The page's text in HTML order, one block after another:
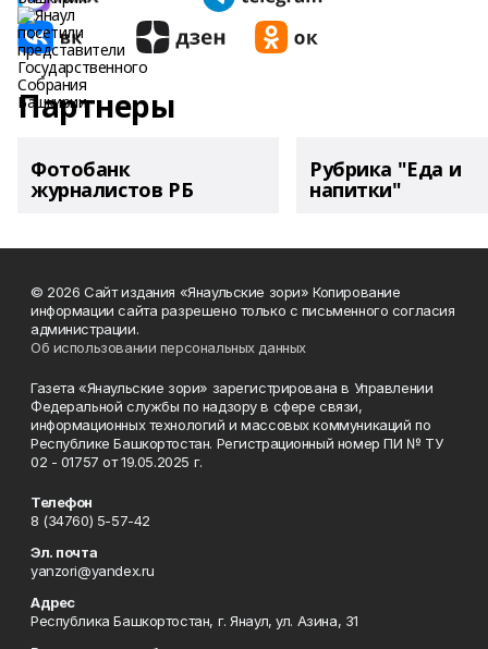
Партнеры
Фотобанк
журналистов РБ
Рубрика "Еда и
напитки"
© 2026 Сайт издания «Янаульские зори» Копирование
информации сайта разрешено только с письменного согласия
администрации.
Об использовании персональных данных
Газета «Янаульские зори» зарегистрирована в Управлении
Федеральной службы по надзору в сфере связи,
информационных технологий и массовых коммуникаций по
Республике Башкортостан. Регистрационный номер ПИ № ТУ
02 - 01757 от 19.05.2025 г.
Телефон
8 (34760) 5-57-42
Эл. почта
yanzori@yandex.ru
Адрес
Республика Башкортостан, г. Янаул, ул. Азина, 31